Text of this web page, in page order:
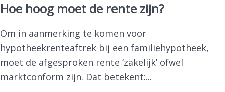
Hoe hoog moet de rente zijn?
Om in aanmerking te komen voor
hypotheekrenteaftrek bij een familiehypotheek,
moet de afgesproken rente ‘zakelijk’ ofwel
marktconform zijn. Dat betekent:...